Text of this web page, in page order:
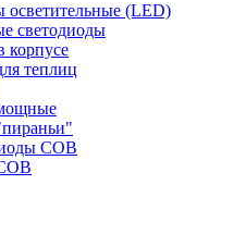
осветительные (LED)
светодиоды
корпусе
теплиц
COB